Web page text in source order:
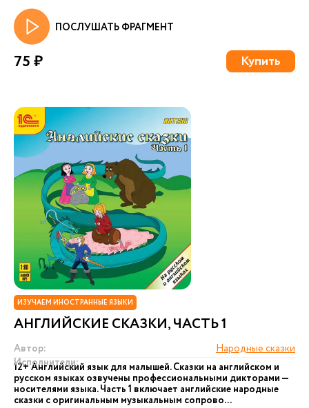
ПОСЛУШАТЬ ФРАГМЕНТ
75 ₽ Купить
ИЗУЧАЕМ ИНОСТРАННЫЕ ЯЗЫКИ
АНГЛИЙСКИЕ СКАЗКИ, ЧАСТЬ 1
Автор:
Народные сказки
Исполнители:
12+ Английский язык для малышей. Сказки на английском и
русском языках озвучены профессиональными дикторами —
носителями языка. Часть 1 включает английские народные
сказки с оригинальным музыкальным сопрово...